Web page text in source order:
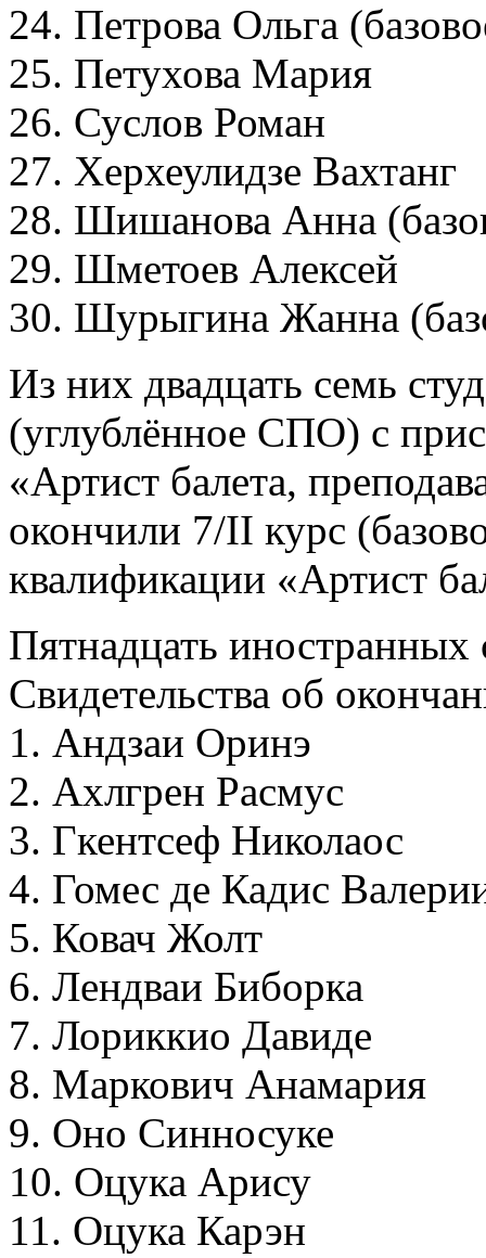
24. Петрова Ольга
25. Петухова Мария
26. Суслов Роман
27. Херхеулидзе Вахтанг
28. Шишанова Анна
29. Шметоев Алексей
30. Шурыгина Жанна
Из них двадцать семь
(углублённое СПО) с
«Артист балета,
окончили 7/II курс
квалификации «Артист
Пятнадцать иностранных
Свидетельства об
1. Андзаи Оринэ
2. Ахлгрен Расмус
3. Гкентсеф Николаос
4. Гомес де Кадис
5. Ковач Жолт
6. Лендваи Биборка
7. Лориккио Давиде
8. Маркович Анамария
9. Оно Синносуке
10. Оцука Арису
11. Оцука Карэн